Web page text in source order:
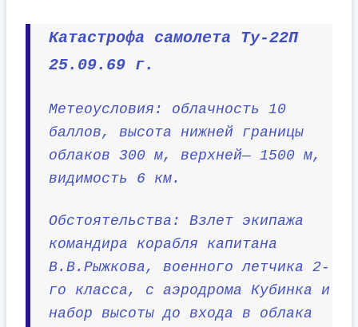
Катастрофа самолета Ту-22П
25.09.69 г.
Метеоусловия: облачность 10
баллов, высота нижней границы
облаков 300 м, верхней— 1500 м,
видимость 6 км.
Обстоятельства: Взлет экипажа
командира корабля капитана
В.В.Рыжкова, военного летчика 2-
го класса, с аэродрома Кубинка и
набор высоты до входа в облака